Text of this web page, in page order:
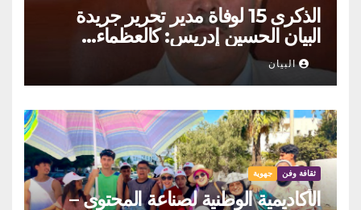
الذكرى 15 لوفاة مدير تحرير جريدة
البيان الحسين إدريس: كالعظماء…
عاش شامخا ورحل واقفا
البيان
ثقافة وفن جهوية
الأكاديمية الوطنية لصناعة المحتوى –